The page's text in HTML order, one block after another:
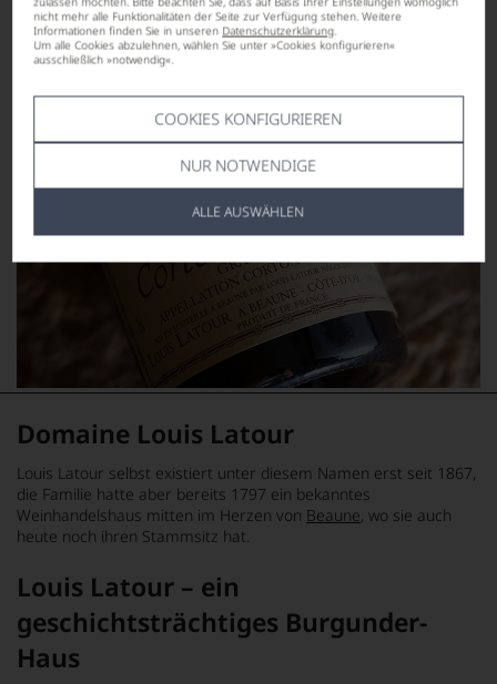
nicht mehr alle Funktionalitäten der Seite zur Verfügung stehen. Weitere
Informationen finden Sie in unseren Datenschutzerklärung.
Um alle Cookies abzulehnen, wählen Sie unter »Cookies konfigurieren«
ausschließlich »notwendig«.
COOKIES KONFIGURIEREN
NUR NOTWENDIGE
ALLE AUSWÄHLEN
Domaine Louis Latour
Louis Latour selbst existiert unter diesem Namen erst seit 1867,
die Familie hatte aber bereits 1797 ein bekanntes
Weinhandelshaus mitten im Herzen von Beaune , wo sie auch
heute noch ihren Stammsitz hat.
Louis Latour – ein
geschichtsträchtiges Burgunder-
Haus